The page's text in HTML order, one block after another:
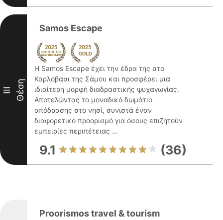
III Θέση
Samos Escape
Η Samos Escape έχει την έδρα της στο
Καρλόβασι της Σάμου και προσφέρει μια
ιδιαίτερη μορφή διαδραστικής ψυχαγωγίας.
Αποτελώντας το μοναδικό δωμάτιο
απόδρασης στο νησί, συνιστά έναν
διαφορετικό προορισμό για όσους επιζητούν
εμπειρίες περιπέτειας ...
9.1 (36)
Proorismos travel & tourism